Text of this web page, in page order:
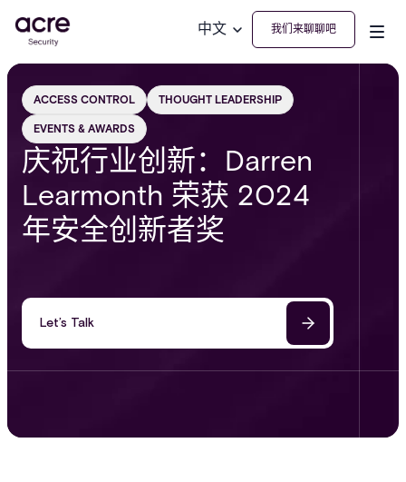
中文 我们来聊聊吧
ACCESS CONTROL THOUGHT LEADERSHIP
EVENTS & AWARDS
庆祝行业创新：Darren
Learmonth 荣获 2024
年安全创新者奖
Let’s Talk